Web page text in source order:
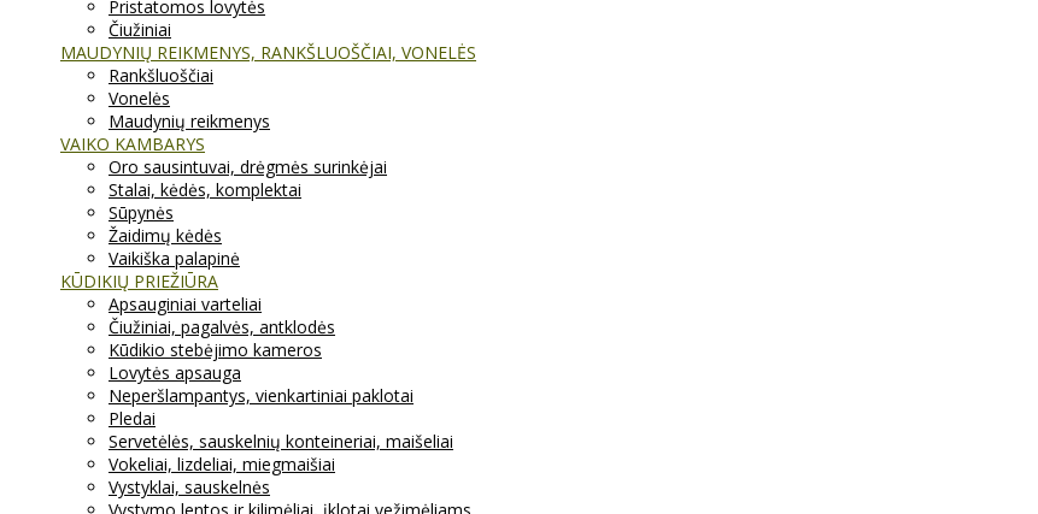
Pristatomos lovytės
Čiužiniai
MAUDYNIŲ REIKMENYS, RANKŠLUOŠČIAI, VONELĖS
Rankšluoščiai
Vonelės
Maudynių reikmenys
VAIKO KAMBARYS
Oro sausintuvai, drėgmės surinkėjai
Stalai, kėdės, komplektai
Sūpynės
Žaidimų kėdės
Vaikiška palapinė
KŪDIKIŲ PRIEŽIŪRA
Apsauginiai varteliai
Čiužiniai, pagalvės, antklodės
Kūdikio stebėjimo kameros
Lovytės apsauga
Neperšlampantys, vienkartiniai paklotai
Pledai
Servetėlės, sauskelnių konteineriai, maišeliai
Vokeliai, lizdeliai, miegmaišiai
Vystyklai, sauskelnės
Vystymo lentos ir kilimėliai, įklotai vežimėliams